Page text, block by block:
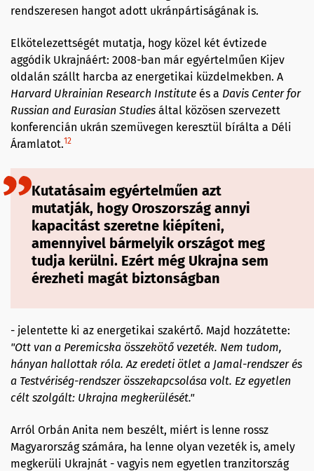
rendszeresen hangot adott ukránpártiságának is.
Elkötelezettségét mutatja, hogy közel két évtizede
aggódik Ukrajnáért: 2008-ban már egyértelműen Kijev
oldalán szállt harcba az energetikai küzdelmekben. A
Harvard Ukrainian Research Institute és a Davis Center for
Russian and Eurasian Studies által közösen szervezett
konferencián ukrán szemüvegen keresztül bírálta a Déli
Áramlatot.12
Kutatásaim egyértelműen azt
mutatják, hogy Oroszország annyi
kapacitást szeretne kiépíteni,
amennyivel bármelyik országot meg
tudja kerülni. Ezért még Ukrajna sem
érezheti magát biztonságban
- jelentette ki az energetikai szakértő. Majd hozzátette:
"Ott van a Peremicska összekötő vezeték. Nem tudom,
hányan hallottak róla. Az eredeti ötlet a Jamal-rendszer és
a Testvériség-rendszer összekapcsolása volt. Ez egyetlen
célt szolgált: Ukrajna megkerülését."
Arról Orbán Anita nem beszélt, miért is lenne rossz
Magyarország számára, ha lenne olyan vezeték is, amely
megkerüli Ukrajnát - vagyis nem egyetlen tranzitország